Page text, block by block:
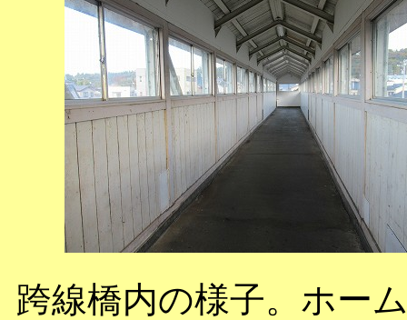
跨線橋内の様子。ホー